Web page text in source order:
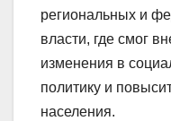
региональных и
власти, где смог
изменения в
политику и
населения.